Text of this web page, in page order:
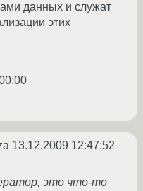
данных и служат
этих
13.12.2009 12:47:52
это что-то